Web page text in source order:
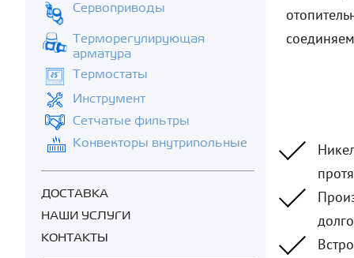
Сервоприводы
Терморегулирующая
арматура
Термостаты
Инструмент
Сетчатые фильтры
Конвекторы внутрипольные
ДОСТАВКА
НАШИ УСЛУГИ
КОНТАКТЫ